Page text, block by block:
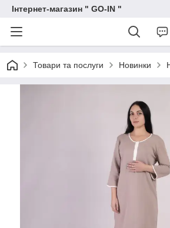
Інтернет-магазин " GO-IN "
Товари та послуги Новинки